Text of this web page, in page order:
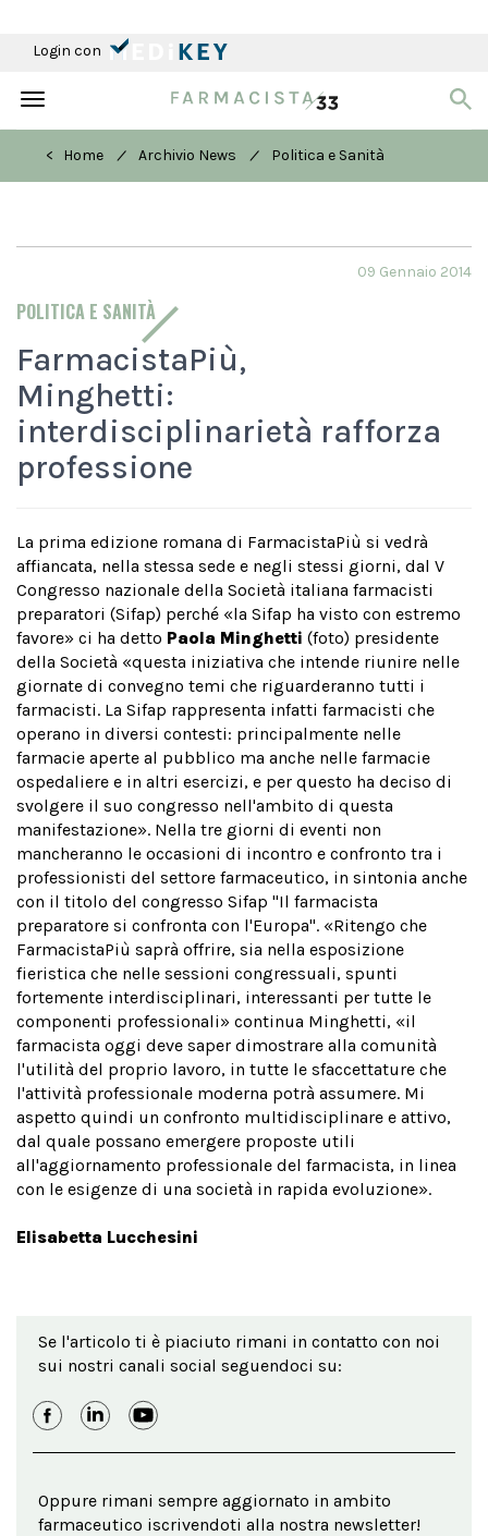
Login con
Toggle
< Home
/ Archivio News / Politica e Sanità
POLITICA E SANITÀ
09 Gennaio 2014
FarmacistaPiù,
Minghetti:
interdisciplinarietà rafforza
professione
La prima edizione romana di FarmacistaPiù si vedrà
affiancata, nella stessa sede e negli stessi giorni, dal V
Congresso nazionale della Società italiana farmacisti
preparatori (Sifap) perché «la Sifap ha visto con estremo
favore» ci ha detto Paola Minghetti (foto) presidente
della Società «questa iniziativa che intende riunire nelle
giornate di convegno temi che riguarderanno tutti i
farmacisti. La Sifap rappresenta infatti farmacisti che
operano in diversi contesti: principalmente nelle
farmacie aperte al pubblico ma anche nelle farmacie
ospedaliere e in altri esercizi, e per questo ha deciso di
svolgere il suo congresso nell'ambito di questa
manifestazione». Nella tre giorni di eventi non
mancheranno le occasioni di incontro e confronto tra i
professionisti del settore farmaceutico, in sintonia anche
con il titolo del congresso Sifap "Il farmacista
preparatore si confronta con l'Europa". «Ritengo che
FarmacistaPiù saprà offrire, sia nella esposizione
fieristica che nelle sessioni congressuali, spunti
fortemente interdisciplinari, interessanti per tutte le
componenti professionali» continua Minghetti, «il
farmacista oggi deve saper dimostrare alla comunità
l'utilità del proprio lavoro, in tutte le sfaccettature che
l'attività professionale moderna potrà assumere. Mi
aspetto quindi un confronto multidisciplinare e attivo,
dal quale possano emergere proposte utili
all'aggiornamento professionale del farmacista, in linea
con le esigenze di una società in rapida evoluzione».
Elisabetta Lucchesini
Se l'articolo ti è piaciuto rimani in contatto con noi
sui nostri canali social seguendoci su:
Oppure rimani sempre aggiornato in ambito
farmaceutico iscrivendoti alla nostra newsletter!